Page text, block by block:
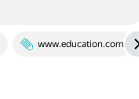
www.education.com